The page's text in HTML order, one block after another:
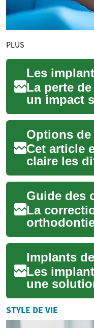
PLUS
La perte
un impact
notre
non
Cet article
claire les
de
soins
p...
La
discipline
les dents
Les
une
et pérenne
une ou
STYLE DE VIE